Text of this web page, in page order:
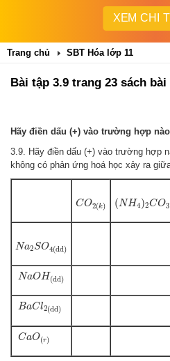
XEM CHI
Trang chủ SBT Hóa lớp 11
Bài tập 3.9 trang 23 sách
Hãy điền dấu (+) vào trường hợp
3.9. Hãy điền dấu (+) vào trường hợp
không có phản ứng hoá học xảy ra
CO2(k)
CO2 (NH4)2CO3
( NH4 )2 CO3
Na2SO4(dd)
Na SO
NaOH(dd)
Na OH(
BaCl2(dd)
Ba Cl2
CaO(r)
Ca O(